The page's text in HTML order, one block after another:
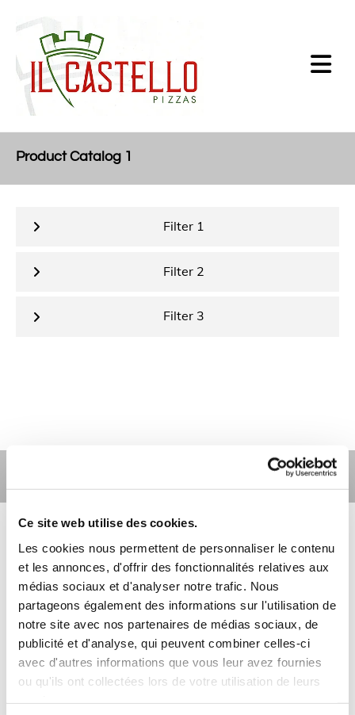
Ce site web utilise des cookies.
Les cookies nous permettent de personnaliser le contenu
et les annonces, d'offrir des fonctionnalités relatives aux
médias sociaux et d'analyser notre trafic. Nous
partageons également des informations sur l'utilisation de
notre site avec nos partenaires de médias sociaux, de
publicité et d'analyse, qui peuvent combiner celles-ci
avec d'autres informations que vous leur avez fournies
ou qu'ils ont collectées lors de votre utilisation de leurs
Product Catalog 1
Filter 1
Filter 2
Filter 3
Filter 1
Filter 3